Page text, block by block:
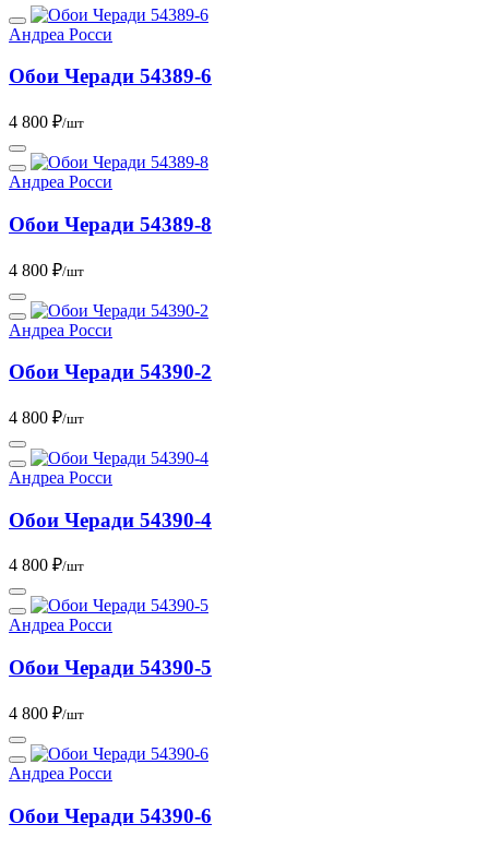
Андреа Росси
Обои Черади 54389-6
4 800 ₽/шт
Андреа Росси
Обои Черади 54389-8
4 800 ₽/шт
Андреа Росси
Обои Черади 54390-2
4 800 ₽/шт
Андреа Росси
Обои Черади 54390-4
4 800 ₽/шт
Андреа Росси
Обои Черади 54390-5
4 800 ₽/шт
Андреа Росси
Обои Черади 54390-6